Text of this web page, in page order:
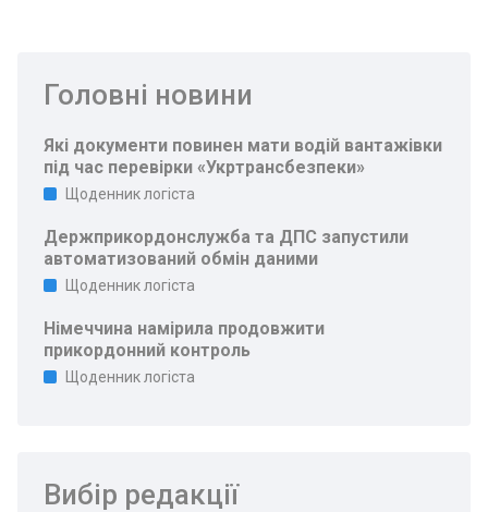
Головні новини
Які документи повинен мати водій вантажівки
під час перевірки «Укртрансбезпеки»
Щоденник логіста
Держприкордонслужба та ДПС запустили
автоматизований обмін даними
Щоденник логіста
Німеччина намірила продовжити
прикордонний контроль
Щоденник логіста
Вибір редакції